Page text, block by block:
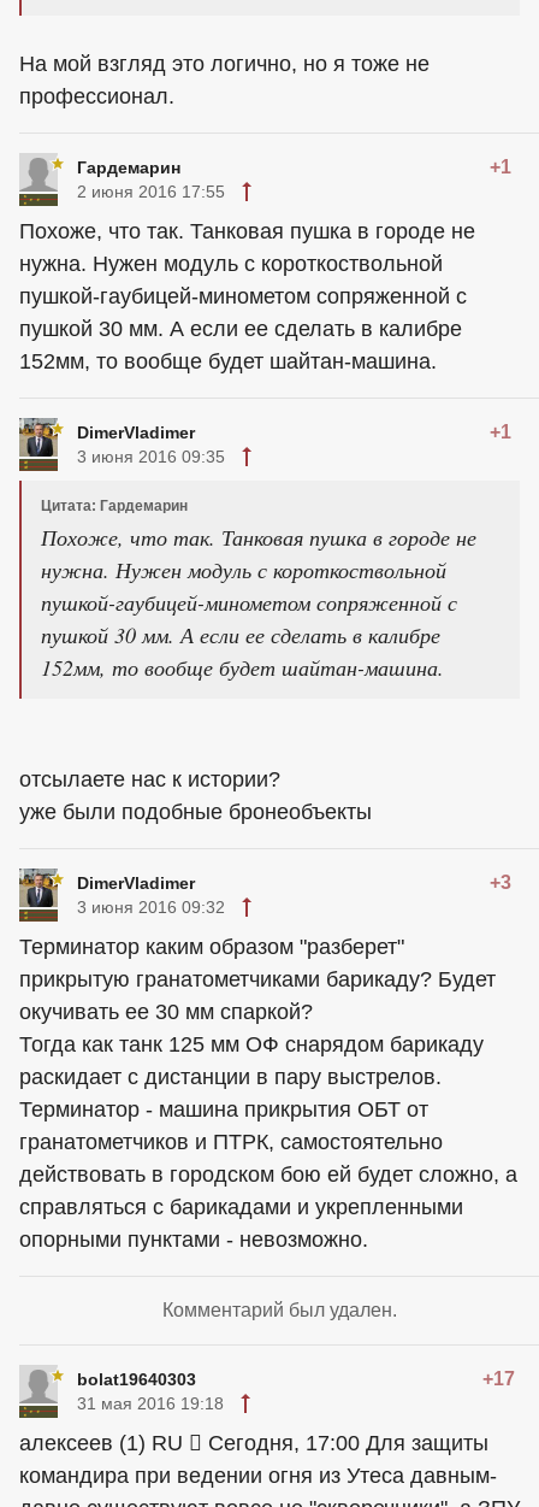
На мой взгляд это логично, но я тоже не
профессионал.
Гардемарин +1
2 июня 2016 17:55
Похоже, что так. Танковая пушка в городе не
нужна. Нужен модуль с короткоствольной
пушкой-гаубицей-минометом сопряженной с
пушкой 30 мм. А если ее сделать в калибре
152мм, то вообще будет шайтан-машина.
DimerVladimer +1
3 июня 2016 09:35
Цитата: Гардемарин
Похоже, что так. Танковая пушка в городе не
нужна. Нужен модуль с короткоствольной
пушкой-гаубицей-минометом сопряженной с
пушкой 30 мм. А если ее сделать в калибре
152мм, то вообще будет шайтан-машина.
отсылаете нас к истории?
уже были подобные бронеобъекты
DimerVladimer +3
3 июня 2016 09:32
Терминатор каким образом "разберет"
прикрытую гранатометчиками барикаду? Будет
окучивать ее 30 мм спаркой?
Тогда как танк 125 мм ОФ снарядом барикаду
раскидает с дистанции в пару выстрелов.
Терминатор - машина прикрытия ОБТ от
гранатометчиков и ПТРК, самостоятельно
действовать в городском бою ей будет сложно, а
справляться с барикадами и укрепленными
опорными пунктами - невозможно.
Комментарий был удален.
bolat19640303 +17
31 мая 2016 19:18
алексеев (1) RU  Сегодня, 17:00 Для защиты
командира при ведении огня из Утеса давным-